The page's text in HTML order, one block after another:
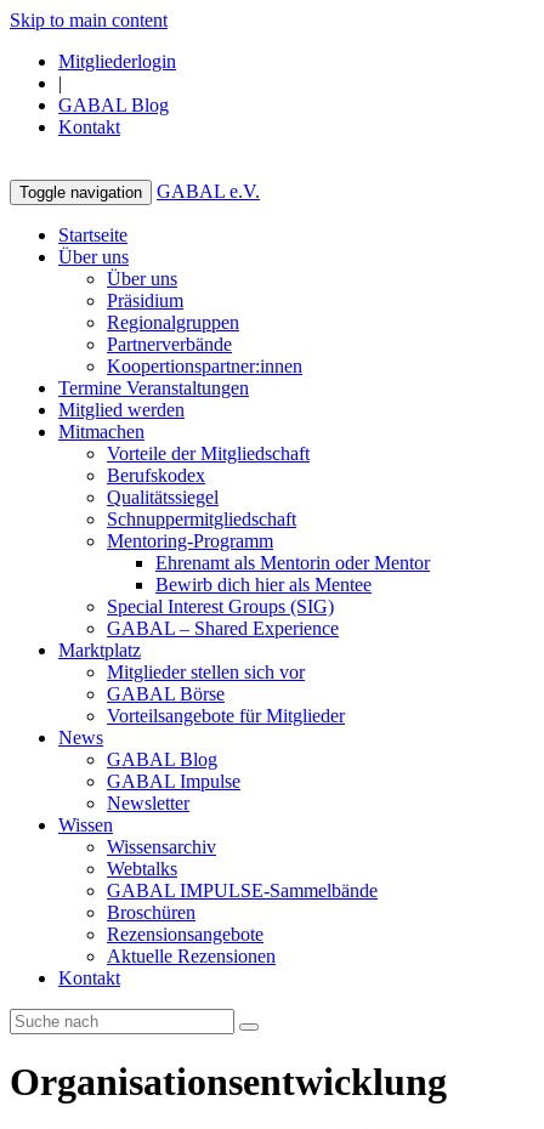
Skip to main content
Mitgliederlogin
|
GABAL Blog
Kontakt
Toggle navigation GABAL e.V.
Startseite
Über uns
Über uns
Präsidium
Regionalgruppen
Partnerverbände
Koopertionspartner:innen
Termine Veranstaltungen
Mitglied werden
Mitmachen
Vorteile der Mitgliedschaft
Berufskodex
Qualitätssiegel
Schnuppermitgliedschaft
Mentoring-Programm
Ehrenamt als Mentorin oder Mentor
Bewirb dich hier als Mentee
Special Interest Groups (SIG)
GABAL – Shared Experience
Marktplatz
Mitglieder stellen sich vor
GABAL Börse
Vorteilsangebote für Mitglieder
News
GABAL Blog
GABAL Impulse
Newsletter
Wissen
Wissensarchiv
Webtalks
GABAL IMPULSE-Sammelbände
Broschüren
Rezensionsangebote
Aktuelle Rezensionen
Kontakt
Organisationsentwicklung